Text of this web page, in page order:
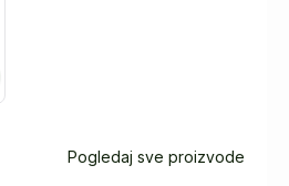
Pogledaj sve proizvode